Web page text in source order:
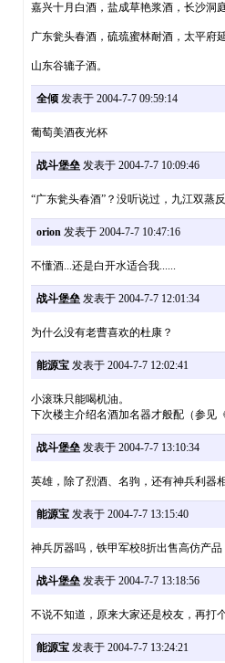
嘉兴十月白酒，盐成草艳浆酒，长沙洞
广东瓮头春酒，硫巯蜜林耐酒，太平府
山东谷辘子酒。
全倾发表于 2004-7-7 09:59:14
葡萄美酒夜光杯
战斗堡垒发表于 2004-7-7 10:09:46
“广东瓮头春酒”？没听说过，九江双蒸反
orion发表于 2004-7-7 10:47:16
不懂酒...还是白开水适合我......
战斗堡垒发表于 2004-7-7 12:01:34
为什么没有老曹喜欢的杜康？
能源宝发表于 2004-7-7 12:02:41
小滚珠只能喝机油。
下次楼主介绍名酒加名器才般配（参见
战斗堡垒发表于 2004-7-7 13:10:34
英雄，除了烈酒、名驹，还有神兵利器
能源宝发表于 2004-7-7 13:15:40
神兵厉器吗，铁甲军校8折出售高仿产品
战斗堡垒发表于 2004-7-7 13:18:56
不说不知道，原来大家还是校友，再打
能源宝发表于 2004-7-7 13:24:21